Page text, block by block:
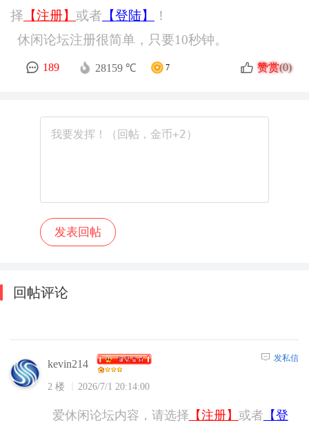
择 【注册】 或者 【登陆】
！
休闲论坛注册很简单，只要10秒钟。
189 28159 ℃ 7 赞赏(0)
回帖评论
kevin214
2 楼 2026/7/1 20:14:00
发私信
爱休闲论坛内容，请选择 【注册】 或者 【登